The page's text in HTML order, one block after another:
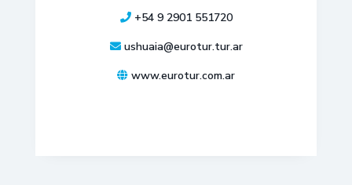
+54 9 2901 551720
ushuaia@eurotur.tur.ar
www.eurotur.com.ar